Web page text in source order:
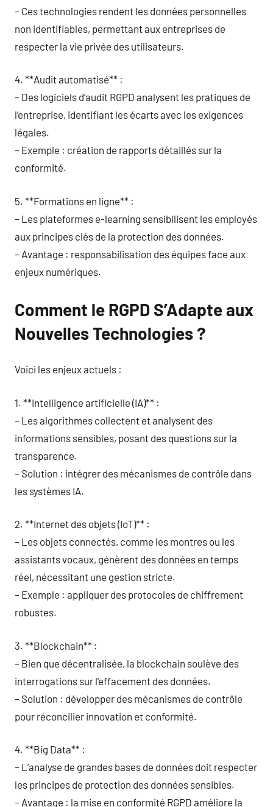
– Ces technologies rendent les données personnelles
non identifiables, permettant aux entreprises de
respecter la vie privée des utilisateurs.
4. **Audit automatisé** :
– Des logiciels d’audit RGPD analysent les pratiques de
l’entreprise, identifiant les écarts avec les exigences
légales.
– Exemple : création de rapports détaillés sur la
conformité.
5. **Formations en ligne** :
– Les plateformes e-learning sensibilisent les employés
aux principes clés de la protection des données.
– Avantage : responsabilisation des équipes face aux
enjeux numériques.
Comment le RGPD S’Adapte aux
Nouvelles Technologies ?
Voici les enjeux actuels :
1. **Intelligence artificielle (IA)** :
– Les algorithmes collectent et analysent des
informations sensibles, posant des questions sur la
transparence.
– Solution : intégrer des mécanismes de contrôle dans
les systèmes IA.
2. **Internet des objets (IoT)** :
– Les objets connectés, comme les montres ou les
assistants vocaux, génèrent des données en temps
réel, nécessitant une gestion stricte.
– Exemple : appliquer des protocoles de chiffrement
robustes.
3. **Blockchain** :
– Bien que décentralisée, la blockchain soulève des
interrogations sur l’effacement des données.
– Solution : développer des mécanismes de contrôle
pour réconcilier innovation et conformité.
4. **Big Data** :
– L’analyse de grandes bases de données doit respecter
les principes de protection des données sensibles.
– Avantage : la mise en conformité RGPD améliore la